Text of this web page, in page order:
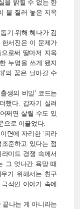
을 밝힐 수 없는 한
불 질러 놓은 지옥
기 위해 혜나가 김
서진은 이 문제가
으로써 딸마저 지옥
누명을 쓰게 됐지
’의 꿈은 날아갈 수
생의 비밀’ 코드는
했다. 갑자기 실려
쩌면 살릴 수도 있
으로 이끌었다.
면에 자리한 ‘피라
준하고 있다는 점
미드 경쟁 속에서
그 엇나간 욕망 때
기 위해서는 친구
적인 이야기 속에
나는 게 아니라는